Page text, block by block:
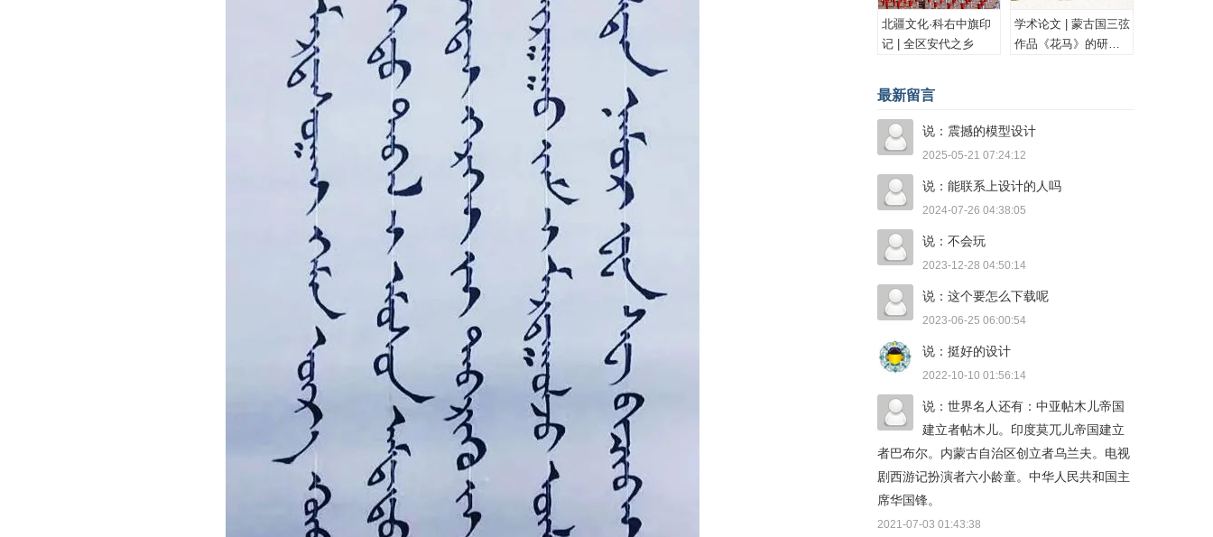
北疆文化·科右中旗印
记 | 全区安代之乡
学术论文 | 蒙古国三弦
作品《花马》的研究
最新留言
说：震撼的模型设计
2025-05-21 07:24:12
说：能联系上设计的人吗
2024-07-26 04:38:05
说：不会玩
2023-12-28 04:50:14
说：这个要怎么下载呢
2023-06-25 06:00:54
说：挺好的设计
2022-10-10 01:56:14
说：世界名人还有：中亚帖木儿帝国
建立者帖木儿。印度莫兀儿帝国建立
者巴布尔。内蒙古自治区创立者乌兰夫。电视
剧西游记扮演者六小龄童。中华人民共和国主
席华国锋。
2021-07-03 01:43:38